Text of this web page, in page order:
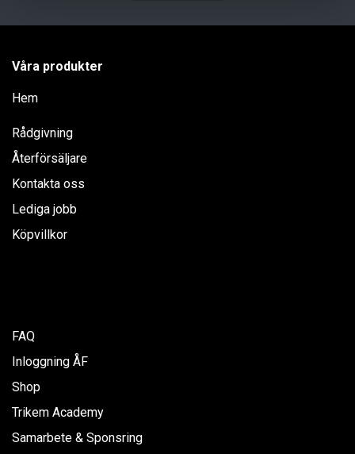
Våra produkter
Hem
Rådgivning
Återförsäljare
Kontakta oss
Lediga jobb
Köpvillkor
FAQ
Inloggning ÅF
Shop
Trikem Academy
Samarbete & Sponsring